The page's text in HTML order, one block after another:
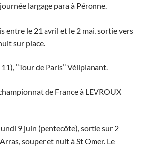
largage para à Péronne.
entre le 21 avril et le 2 mai, sortie vers
sur place.
‘’Tour de Paris’’ Véliplanant.
de France à LEVROUX
9 juin (pentecôte), sortie sur 2
souper et nuit à St Omer. Le